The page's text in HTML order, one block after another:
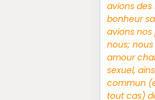
avions
bonheur
avions nos
nous;
amour
sexuel,
commun
tout cas)